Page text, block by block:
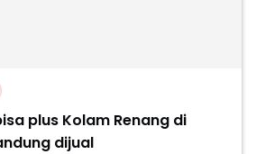
plus Kolam Renang di
dijual